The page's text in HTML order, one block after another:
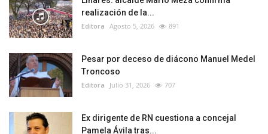
realización de la...
Editora Agosto 5, 2026 891
Pesar por deceso de diácono Manuel Medel
Troncoso
Editora Julio 31, 2026 707
Ex dirigente de RN cuestiona a concejal
Pamela Ávila tras...